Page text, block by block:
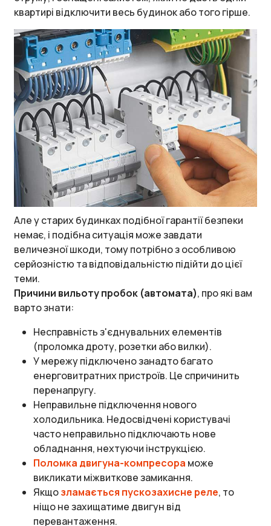
квартирі відключити весь будинок або того гірше.
Але у старих будинках подібної гарантії безпеки
немає, і подібна ситуація може завдати
величезної шкоди, тому потрібно з особливою
серйозністю та відповідальністю підійти до цієї
теми.
Причини вильоту пробок (автомата), про які вам
варто знати:
Несправність з'єднувальних елементів
(проломка дроту, розетки або вилки).
У мережу підключено занадто багато
енерговитратних пристроїв. Це спричинить
перенапругу.
Неправильне підключення нового
холодильника. Недосвідчені користувачі
часто неправильно підключають нове
обладнання, нехтуючи інструкцією.
Поломка двигуна-компресора може
викликати міжвиткове замикання.
Якщозламається пускозахисне реле, то
ніщо не захищатиме двигун від
перевантаження.